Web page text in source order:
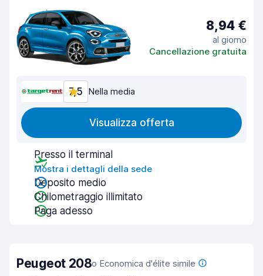
8,94 €
al giorno
Cancellazione gratuita
7,5 Nella media
Visualizza offerta
Presso il terminal
Mostra i dettagli della sede
Deposito medio
Chilometraggio illimitato
Paga adesso
Peugeot 208o Economica d'élite simile